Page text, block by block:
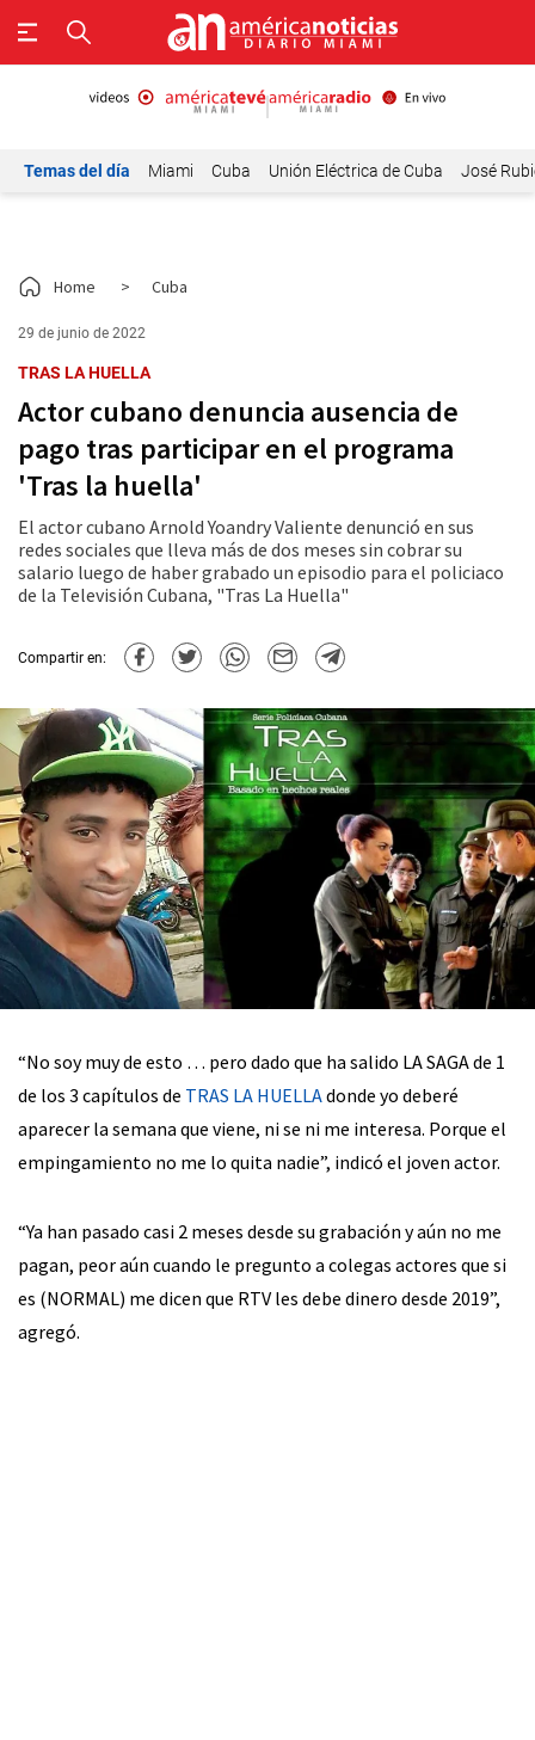
Temas del día Miami Cuba Unión Eléctrica de Cuba José
Home > Cuba
29 de junio de 2022
TRAS LA HUELLA
Actor cubano denuncia ausencia de
pago tras participar en el programa
'Tras la huella'
El actor cubano Arnold Yoandry Valiente denunció en sus
redes sociales que lleva más de dos meses sin cobrar su
salario luego de haber grabado un episodio para el policiaco
de la Televisión Cubana, "Tras La Huella"
Compartir en:
“No soy muy de esto … pero dado que ha salido LA SAGA de 1
de los 3 capítulos de TRAS LA HUELLAdonde yo deberé
aparecer la semana que viene, ni se ni me interesa. Porque el
empingamiento no me lo quita nadie”, indicó el joven actor.
“Ya han pasado casi 2 meses desde su grabación y aún no me
pagan, peor aún cuando le pregunto a colegas actores que si
es (NORMAL) me dicen que RTV les debe dinero desde 2019”,
agregó.